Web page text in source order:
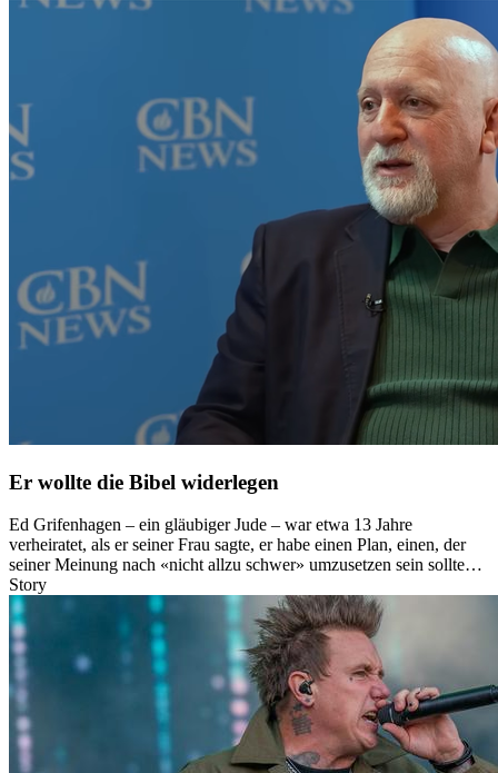
Er wollte die Bibel widerlegen
Ed Grifenhagen – ein gläubiger Jude – war etwa 13 Jahre
verheiratet, als er seiner Frau sagte, er habe einen Plan, einen, der
seiner Meinung nach «nicht allzu schwer» umzusetzen sein sollte…
Story